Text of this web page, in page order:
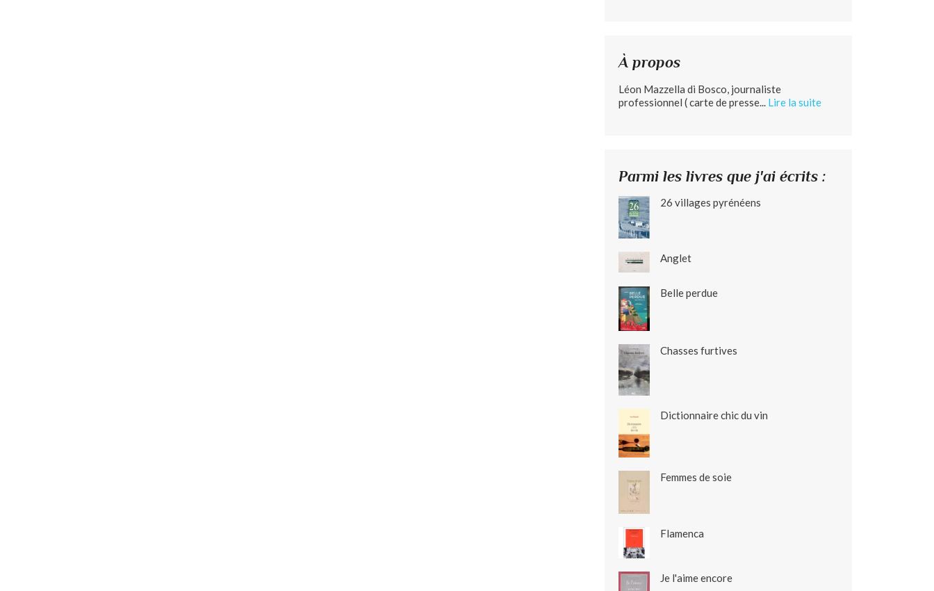
À propos
Léon Mazzella di Bosco, journaliste
professionnel ( carte de presse... Lire la suite
Parmi les livres que j'ai écrits :
26 villages pyrénéens
Anglet
Belle perdue
Chasses furtives
Dictionnaire chic du vin
Femmes de soie
Flamenca
Je l'aime encore